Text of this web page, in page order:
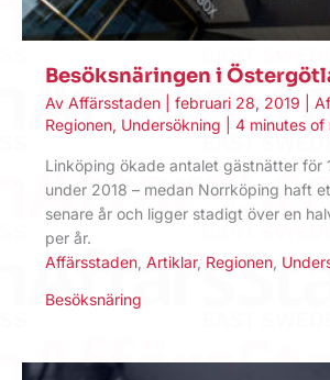
Besöksnäringen i
Av Affärsstaden februari 28, 2019
Regionen, Undersökning 4 minutes of
Linköping ökade antalet gästnätter för
under 2018 – medan Norrköping haft
senare år och ligger stadigt över en
per år.
Affärsstaden Artiklar, Regionen
Besöksnäring